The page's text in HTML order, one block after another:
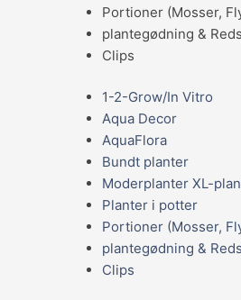
Portioner (Mosser,
plantegødning &
Clips
1-2-Grow/In Vitro
Aqua Decor
AquaFlora
Bundt planter
Moderplanter XL-
Planter i potter
Portioner (Mosser,
plantegødning &
Clips